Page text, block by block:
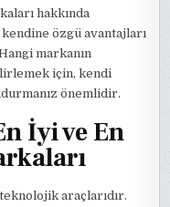
hakkında
özgü avantajları
markanın
için, kendi
önemlidir.
İyi ve En
araçlarıdır.